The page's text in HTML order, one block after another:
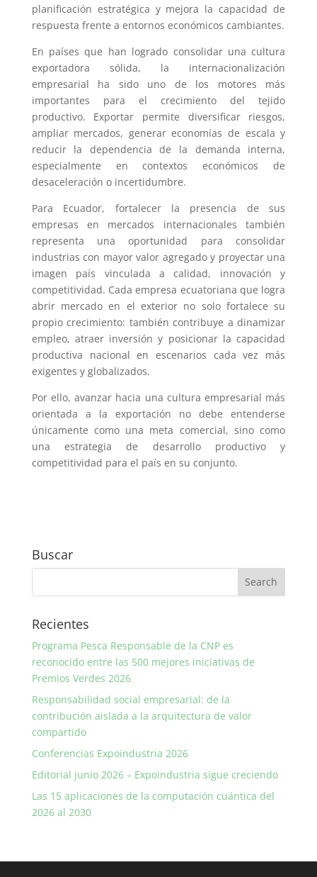
planificación estratégica y mejora la capacidad de
respuesta frente a entornos económicos cambiantes.
En países que han logrado consolidar una cultura
exportadora sólida, la internacionalización
empresarial ha sido uno de los motores más
importantes para el crecimiento del tejido
productivo. Exportar permite diversificar riesgos,
ampliar mercados, generar economías de escala y
reducir la dependencia de la demanda interna,
especialmente en contextos económicos de
desaceleración o incertidumbre.
Para Ecuador, fortalecer la presencia de sus
empresas en mercados internacionales también
representa una oportunidad para consolidar
industrias con mayor valor agregado y proyectar una
imagen país vinculada a calidad, innovación y
competitividad. Cada empresa ecuatoriana que logra
abrir mercado en el exterior no solo fortalece su
propio crecimiento: también contribuye a dinamizar
empleo, atraer inversión y posicionar la capacidad
productiva nacional en escenarios cada vez más
exigentes y globalizados.
Por ello, avanzar hacia una cultura empresarial más
orientada a la exportación no debe entenderse
únicamente como una meta comercial, sino como
una estrategia de desarrollo productivo y
competitividad para el país en su conjunto.
Buscar
Recientes
Programa Pesca Responsable de la CNP es
reconocido entre las 500 mejores iniciativas de
Premios Verdes 2026
Responsabilidad social empresarial: de la
contribución aislada a la arquitectura de valor
compartido
Conferencias Expoindustria 2026
Editorial junio 2026 – Expoindustria sigue creciendo
Las 15 aplicaciones de la computación cuántica del
2026 al 2030